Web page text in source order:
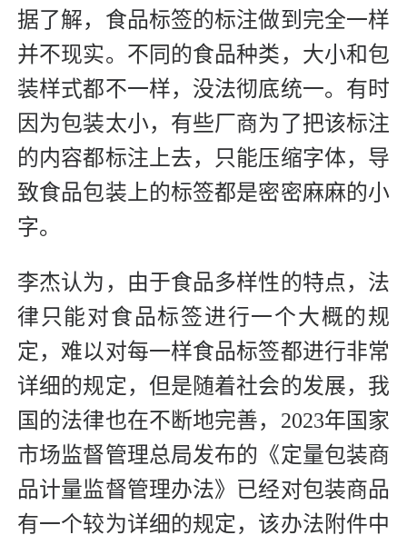
据了解，食品标签的标注做到完全一样
并不现实。不同的食品种类，大小和包
装样式都不一样，没法彻底统一。有时
因为包装太小，有些厂商为了把该标注
的内容都标注上去，只能压缩字体，导
致食品包装上的标签都是密密麻麻的小
字。
李杰认为，由于食品多样性的特点，法
律只能对食品标签进行一个大概的规
定，难以对每一样食品标签都进行非常
详细的规定，但是随着社会的发展，我
国的法律也在不断地完善，2023年国家
市场监督管理总局发布的《定量包装商
品计量监督管理办法》已经对包装商品
有一个较为详细的规定，该办法附件中